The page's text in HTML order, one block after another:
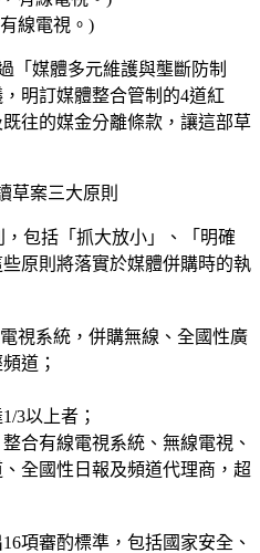
線電視。)
「媒體多元維護與壟斷防制
明訂媒體整合管制的4道紅
往的媒金分離條款，讓這部草
草案三大原則
包括「抓大放小」、「明確
原則將落實於媒體併購時的執
視系統，併購無線、全國性廣
道；
3以上者；
合有線電視系統、無線電視、
全國性日報及頻道代理商，超
項審酌標準，包括國家安全、